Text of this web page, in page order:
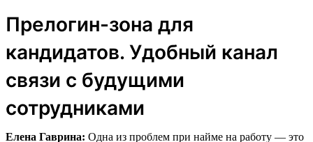
Прелогин-зона для
кандидатов. Удобный канал
связи с будущими
сотрудниками
Елена Гаврина: Одна из проблем при найме на работу — это